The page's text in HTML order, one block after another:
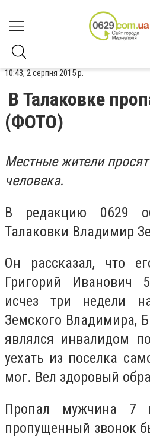
10:43, 2 серпня 2015 р.
В Талаковке
(ФОТО)
Местные жители
человека.
В редакцию 0629
Талаковки Владимир
Он рассказал, что
Григорий Иванович
исчез три недели
Земского Владимира,
являлся инвалидом
уехать из поселка
мог. Вел здоровый
Пропал мужчина 7
пропущенный звонок